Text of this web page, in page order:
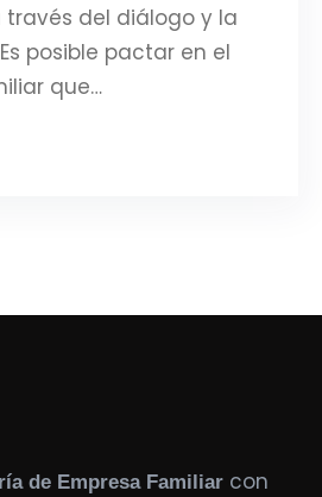
del diálogo y la
posible pactar en el
que…
de Empresa Familiar con